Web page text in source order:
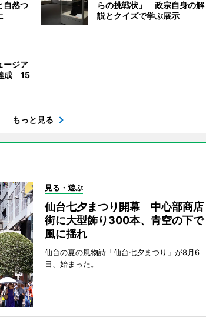
然つ
らの挑戦状」 政宗自身の解
説とクイズで学ぶ展示
ージア
成 15
もっと見る
見る・遊ぶ
仙台七夕まつり開幕 中心部商店
街に大型飾り300本、青空の下で
風に揺れ
仙台の夏の風物詩「仙台七夕まつり」が8月6
日、始まった。